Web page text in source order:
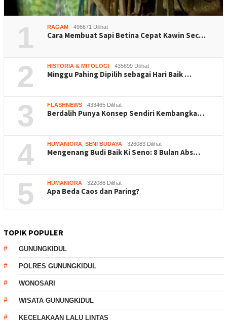
1 RAGAM 496671 Dilihat
Cara Membuat Sapi Betina Cepat Kawin Sec…
2 HISTORIA & MITOLOGI 435699 Dilihat
Minggu Pahing Dipilih sebagai Hari Baik …
3 FLASHNEWS 433465 Dilihat
Berdalih Punya Konsep Sendiri Kembangka…
4 HUMANIORA SENI BUDAYA 326083 Dilihat
Mengenang Budi Baik Ki Seno: 8 Bulan Abs…
5 HUMANIORA 322086 Dilihat
Apa Beda Caos dan Paring?
TOPIK POPULER
GUNUNGKIDUL
POLRES GUNUNGKIDUL
WONOSARI
WISATA GUNUNGKIDUL
KECELAKAAN LALU LINTAS